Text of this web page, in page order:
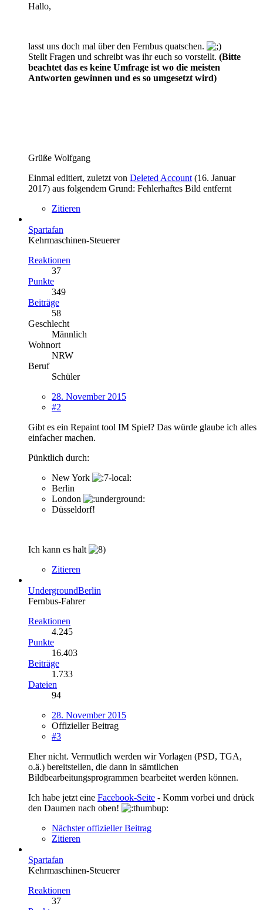
Hallo,
lasst uns doch mal über den Fernbus quatschen.
Stellt Fragen und schreibt was ihr euch so vorstellt. (Bitte
beachtet das es keine Umfrage ist wo die meisten
Antworten gewinnen und es so umgesetzt wird)
Grüße Wolfgang
Einmal editiert, zuletzt von Deleted Account (16. Januar
2017) aus folgendem Grund: Fehlerhaftes Bild entfernt
Zitieren
Spartafan
Kehrmaschinen-Steuerer
Reaktionen
37
Punkte
349
Beiträge
58
Geschlecht
Männlich
Wohnort
NRW
Beruf
Schüler
28. November 2015
#2
Gibt es ein Repaint tool IM Spiel? Das würde glaube ich alles
einfacher machen.
Pünktlich durch:
New York
Berlin
London
Düsseldorf!
Ich kann es halt
Zitieren
UndergroundBerlin
Fernbus-Fahrer
Reaktionen
4.245
Punkte
16.403
Beiträge
1.733
Dateien
94
28. November 2015
Offizieller Beitrag
#3
Eher nicht. Vermutlich werden wir Vorlagen (PSD, TGA,
o.ä.) bereitstellen, die dann in sämtlichen
Bildbearbeitungsprogrammen bearbeitet werden können.
Ich habe jetzt eine Facebook-Seite - Komm vorbei und drück
den Daumen nach oben!
Nächster offizieller Beitrag
Zitieren
Spartafan
Kehrmaschinen-Steuerer
Reaktionen
37